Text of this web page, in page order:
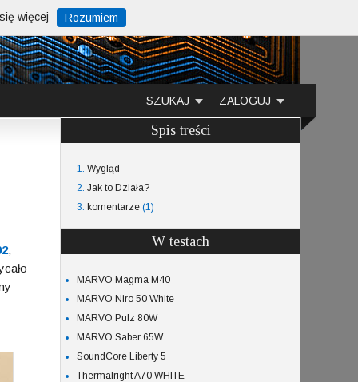
ZALOGUJ
SZUKAJ
,
Spis treści
1. Wygląd
2. Jak to Działa?
3. komentarze (1)
W testach
MARVO Magma M40
MARVO Niro 50 White
MARVO Pulz 80W
MARVO Saber 65W
SoundCore Liberty 5
Thermalright A70 WHITE
więcej Rozumiem